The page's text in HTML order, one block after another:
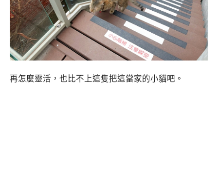
再怎麼靈活，也比不上這隻把這當家的小貓吧。